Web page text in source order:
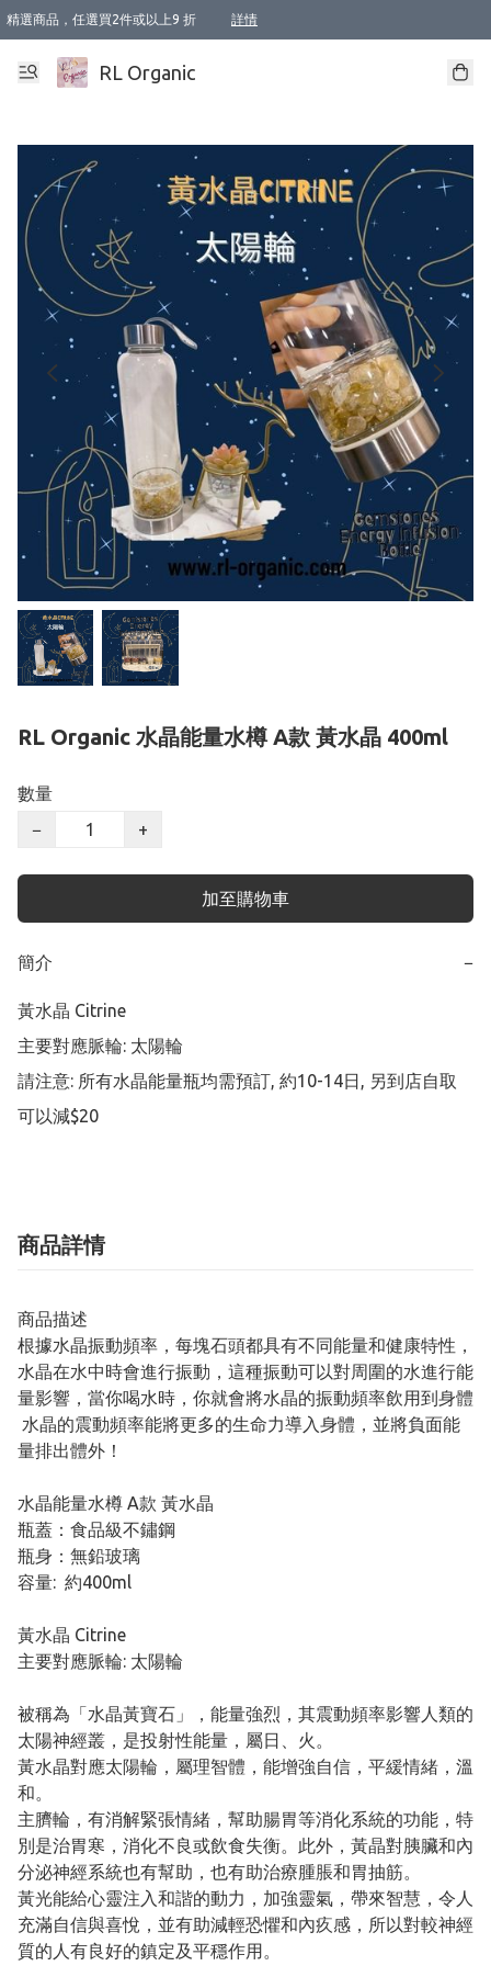
精選商品，任選買2件或以上9 折 詳情
XI周年優惠【新品自由選2件88折/3件85折】
XI周年優惠【Chakra 脈輪平衡自由選2件9折/3件85折/5件8折】
Florame 肌底自由選 2支9折 3支85折
XI周年優惠【蟲蟲退散 · 防衛結界﹞系列2件9折】
Sunki 任選2件95折
BIOFFICINA TOSCANA 任選2支9折 3支85折
Lamav 任選1件9折 2件85折
Mukti Organics 指定產品任選1件9折, 2件88折 3件85折
Intelligent Nutrients Skincare 任選2件9折
deodorant 任選2件88折
化妝品 任選2件95折
XI周年優惠【身心靈單品 任選2件9折/3件85折/5件8折】
XI周年優惠 【精油/香水 任選2件9折/3件85折/5件8折】
XI周年優惠【「關節到肌膚」全效養護 BODY OIL 組2件88折/3件85折】
XI周年優惠【夏日有機物理防曬套裝2件88折】
XI周年優惠【夏日潔面隨意選2件88折/3件85折】
XI周年優惠【逆齡奇蹟抗氧 11 自由選2件88折/3件85折/4件或以上8折】
新會員首次購物即享全單 95 折優惠！
成為VIP / VVIP 可享有生日月現金扣減獎賞優惠 !! 記得去賬户資料填上生日日期啦 !
選用順豐速運，滿$500 免運費
本地速遞 京東 送住宅/ 工商地址 $400 免運費
澳門訂單選用順豐速運，滿$800 免運費
RL Organic
RL Organic 水晶能量水樽 A款 黃水晶 400ml
數量
−
+
加至購物車
簡介 −
黃水晶 Citrine
主要對應脈輪: 太陽輪
請注意: 所有水晶能量瓶均需預訂, 約10-14日, 另到店自取
可以減$20
商品詳情
商品描述
根據水晶振動頻率，每塊石頭都具有不同能量和健康特性，
水晶在水中時會進行振動，這種振動可以對周圍的水進行能
量影響，當你喝水時，你就會將水晶的振動頻率飲用到身體
水晶的震動頻率能將更多的生命力導入身體，並將負面能
量排出體外！
水晶能量水樽 A款 黃水晶
瓶蓋：食品級不鏽鋼
瓶身：無鉛玻璃
容量: 約400ml
黃水晶 Citrine
主要對應脈輪: 太陽輪
被稱為「水晶黃寶石」，能量強烈，其震動頻率影響人類的
太陽神經叢，是投射性能量，屬日、火。
黃水晶對應太陽輪，屬理智體，能增強自信，平緩情緒，溫
和。
主臍輪，有消解緊張情緒，幫助腸胃等消化系統的功能，特
別是治胃寒，消化不良或飲食失衡。此外，黃晶對胰臟和內
分泌神經系統也有幫助，也有助治療腫脹和胃抽筋。
黃光能給心靈注入和諧的動力，加強靈氣，帶來智慧，令人
充滿自信與喜悅，並有助減輕恐懼和內疚感，所以對較神經
質的人有良好的鎮定及平穩作用。